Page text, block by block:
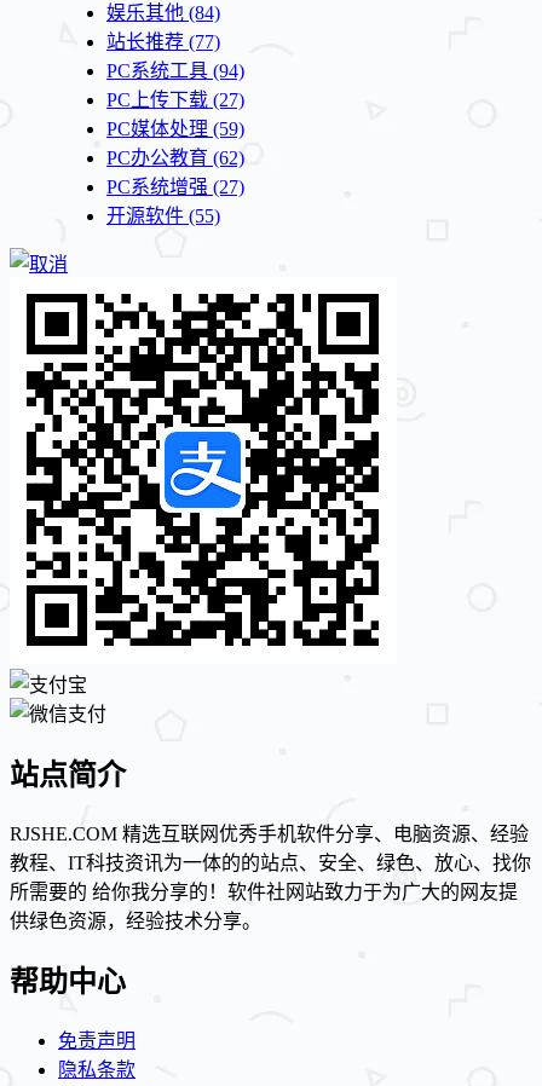
娱乐其他 (84)
站长推荐 (77)
PC系统工具 (94)
PC上传下载 (27)
PC媒体处理 (59)
PC办公教育 (62)
PC系统增强 (27)
开源软件 (55)
站点简介
RJSHE.COM 精选互联网优秀手机软件分享、电脑资源、经验
教程、IT科技资讯为一体的的站点、安全、绿色、放心、找你
所需要的 给你我分享的！软件社网站致力于为广大的网友提
供绿色资源，经验技术分享。
帮助中心
免责声明
隐私条款